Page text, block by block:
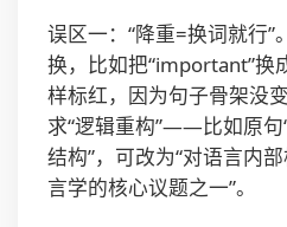
误区一：“降重=换词就行”
换，比如把“important”换
样标红，因为句子骨架没
求“逻辑重构”——比如原句
结构”，可改为“对语言内
言学的核心议题之一”。